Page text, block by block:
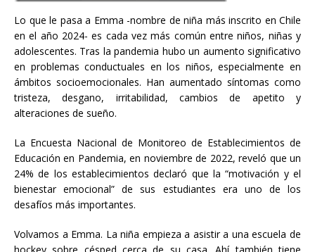
Lo que le pasa a Emma -nombre de niña más inscrito en Chile
en el año 2024- es cada vez más común entre niños, niñas y
adolescentes. Tras la pandemia hubo un aumento significativo
en problemas conductuales en los niños, especialmente en
ámbitos socioemocionales. Han aumentado síntomas como
tristeza, desgano, irritabilidad, cambios de apetito y
alteraciones de sueño.
La Encuesta Nacional de Monitoreo de Establecimientos de
Educación en Pandemia, en noviembre de 2022, reveló que un
24% de los establecimientos declaró que la “motivación y el
bienestar emocional” de sus estudiantes era uno de los
desafíos más importantes.
Volvamos a Emma. La niña empieza a asistir a una escuela de